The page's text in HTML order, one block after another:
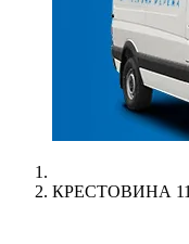
КРЕСТОВИНА